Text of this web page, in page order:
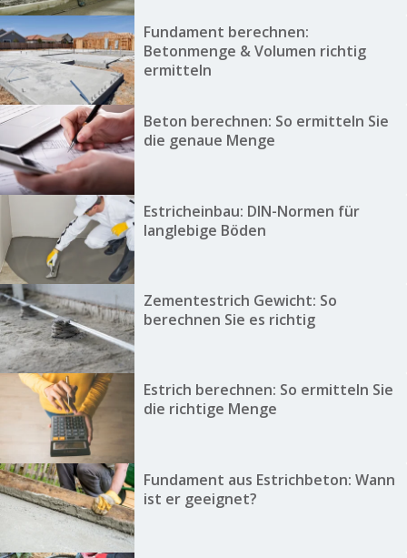
Fundament berechnen:
Betonmenge & Volumen richtig
ermitteln
Beton berechnen: So ermitteln Sie
die genaue Menge
Estricheinbau: DIN-Normen für
langlebige Böden
Zementestrich Gewicht: So
berechnen Sie es richtig
Estrich berechnen: So ermitteln Sie
die richtige Menge
Fundament aus Estrichbeton: Wann
ist er geeignet?